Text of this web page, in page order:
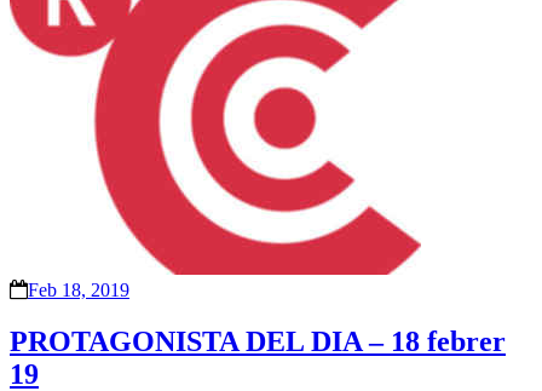
Feb 18, 2019
PROTAGONISTA DEL DIA – 18 febrer
19